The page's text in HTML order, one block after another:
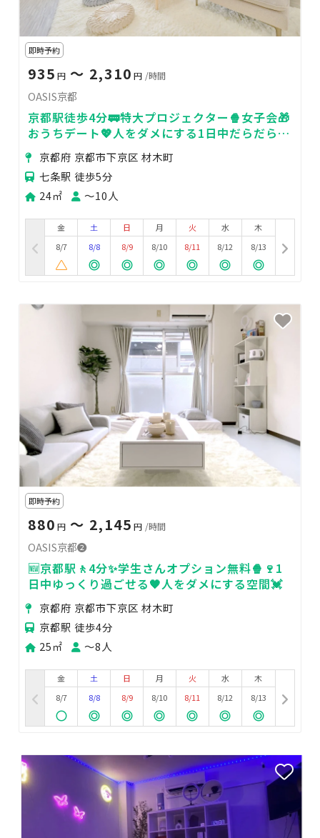
即時予約
935 円 〜 2,310 円 /時間
OASIS京都
京都駅徒歩4分🚃特大プロジェクター🍿女子会🎁
おうちデート💖人をダメにする1日中だらだら空
間💓京都府 京都市下京区 材木町
七条駅 徒歩5分
24㎡
〜10人
金
8/7
土
8/8
日
8/9
月
8/10
火
8/11
水
8/12
木
8/13
即時予約
880 円 〜 2,145 円 /時間
OASIS京都❷
🆕京都駅🚶4分✨学生さんオプション無料🍿🍷1
日中ゆっくり過ごせる🖤人をダメにする空間💓
京都府 京都市下京区 材木町
京都駅 徒歩4分
25㎡
〜8人
金
8/7
土
8/8
日
8/9
月
8/10
火
8/11
水
8/12
木
8/13